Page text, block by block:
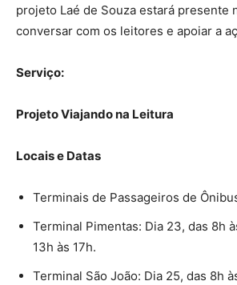
projeto Laé de Souza estará presente
conversar com os leitores e apoiar a
Serviço:
Projeto Viajando na Leitura
Locais e Datas
Terminais de Passageiros de
Terminal Pimentas: Dia 23, das 8h
13h às 17h.
Terminal São João: Dia 25, das 8h